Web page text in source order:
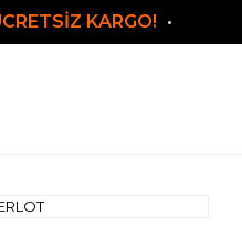
KARGO!